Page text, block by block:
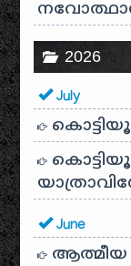
2026
July
June
ആത്മീയ